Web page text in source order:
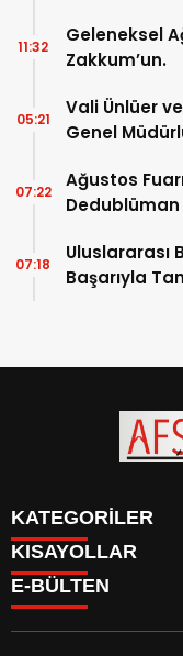
Geleneksel
Zakkum’un.
11:32
Vali Ünlüer
Genel
05:21
Ağustos
07:22
Uluslararası
Başarıyla
07:18
KATEGORİLER
SİYASET
EĞİTİM
KISAYOLLAR
SİYASET
EĞİTİM
E-BÜLTEN